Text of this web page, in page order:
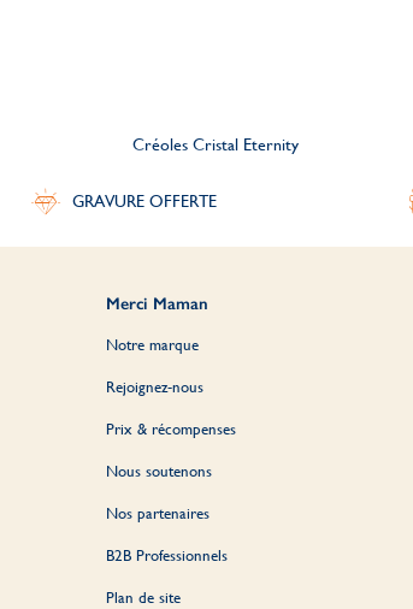
Créoles Cristal Eternity
GRAVURE OFFERTE
Merci Maman
Notre marque
Rejoignez-nous
Prix & récompenses
Nous soutenons
Nos partenaires
B2B Professionnels
Plan de site